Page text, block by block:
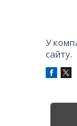
У
сайту.